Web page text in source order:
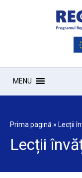
MENU
Prima pagină » Lecții
Lecții